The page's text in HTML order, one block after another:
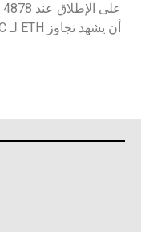
أن يشهد تجاوز ETH لـ BTC من حيث المكاسب المئوية.